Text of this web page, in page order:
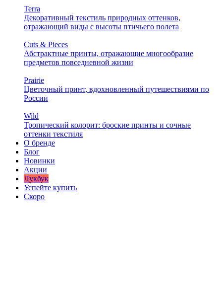
Terra
Декоративный текстиль природных оттенков,
отражающий виды с высоты птичьего полета
Cuts & Pieces
Абстрактные принты, отражающие многообразие
предметов повседневной жизни
Prairie
Цветочный принт, вдохновленный путешествиями по
России
Wild
Тропический колорит: броские принты и сочные
оттенки текстиля
О бренде
Блог
Новинки
Акции
Лукбук
Успейте купить
Скоро